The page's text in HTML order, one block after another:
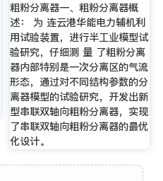
粗粉分离器一、粗粉分离器概
述： 为 连云港华能电力辅机利
用试验装置，进行半工业模型试
验研究，仔细测 量 了粗粉分离
器内部特别是一次分离区的气流
形态，通过对不同结构参数的分
离器模型的试验研究，开发出新
型串联双轴向粗粉分离器，实现
了串联双轴向粗粉分离器的最优
化设计。